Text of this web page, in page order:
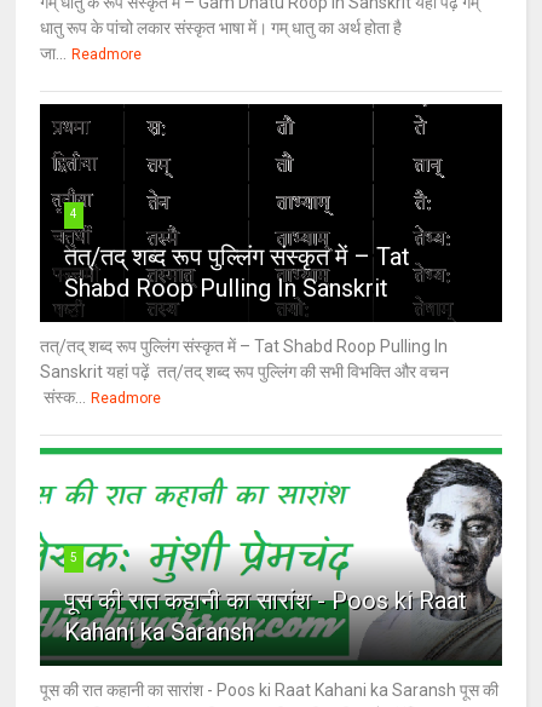
धातु रूप के पांचो लकार संस्कृत भाषा में। गम् धातु का अर्थ होता है
जा... Readmore
4
तत्/तद् शब्द रूप पुल्लिंग संस्कृत में – Tat
Shabd Roop Pulling In Sanskrit
तत्/तद् शब्द रूप पुल्लिंग संस्कृत में – Tat Shabd Roop Pulling In
Sanskrit यहां पढ़ें तत्/तद् शब्द रूप पुल्लिंग की सभी विभक्ति और वचन
संस्क... Readmore
5
पूस की रात कहानी का सारांश - Poos ki Raat
Kahani ka Saransh
पूस की रात कहानी का सारांश - Poos ki Raat Kahani ka Saransh पूस की